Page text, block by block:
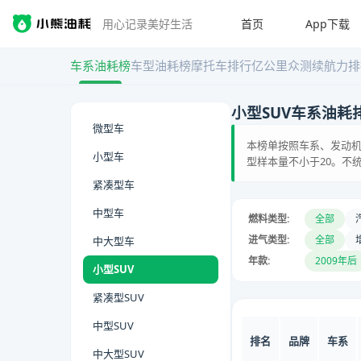
用心记录美好生活 首页 App下载
车系油耗榜车型油耗榜摩托车排行亿公里众测续航力
微型车
小型车
紧凑型车
中型车
中大型车
小型SUV
紧凑型SUV
中型SUV
中大型SUV
小型SUV车系油耗
本榜单按照车系、发动
型样本量不小于20。不
燃料类型: 全部
进气类型:
全部
年款:
2009年后
排名 品牌 车系